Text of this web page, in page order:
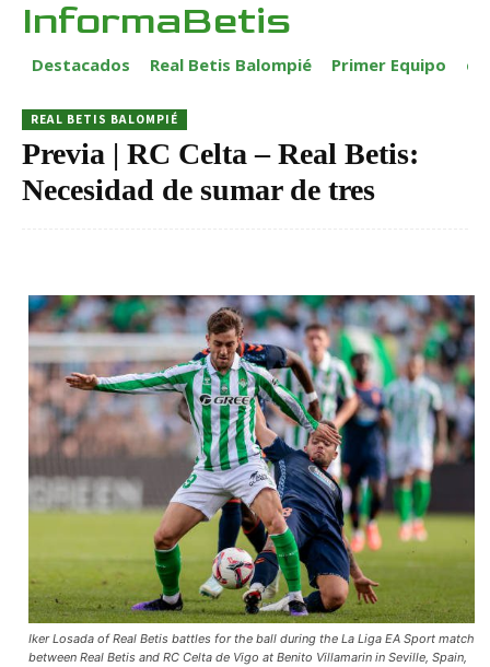
InformaBetis
Destacados Real Betis Balompié Primer Equipo
REAL BETIS BALOMPIÉ
Previa | RC Celta – Real Betis:
Necesidad de sumar de tres
Iker Losada of Real Betis battles for the ball during the La Liga EA Sport match
between Real Betis and RC Celta de Vigo at Benito Villamarin in Seville, Spain,